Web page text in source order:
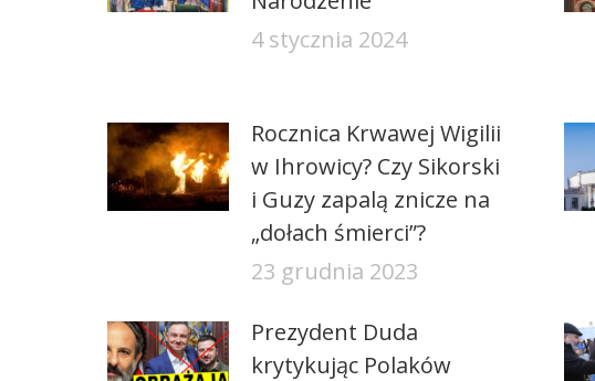
4 stycznia 2024
Rocznica Krwawej Wigilii
w Ihrowicy? Czy Sikorski
i Guzy zapalą znicze na
„dołach śmierci”?
23 grudnia 2023
Prezydent Duda
krytykując Polaków